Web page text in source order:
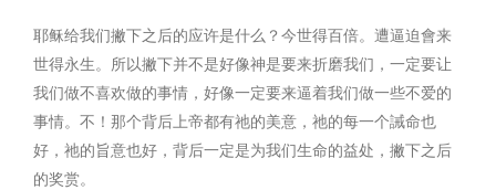
耶稣给我们撇下之后的应许是什么？今世得百倍。遭逼迫會来
世得永生。所以撇下并不是好像神是要来折磨我们，一定要让
我们做不喜欢做的事情，好像一定要来逼着我们做一些不爱的
事情。不！那个背后上帝都有祂的美意，祂的每一个誡命也
好，祂的旨意也好，背后一定是为我们生命的益处，撇下之后
的奖赏。